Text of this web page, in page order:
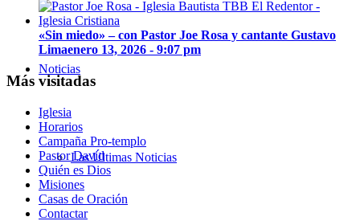
Noticias
Las Últimas Noticias
«Sin miedo» – con Pastor Joe Rosa y cantante Gustavo
Limaenero 13, 2026 - 9:07 pm
Más visitadas
Iglesia
Horarios
Campaña Pro-templo
Pastor David
Quién es Dios
Misiones
Casas de Oración
Contactar